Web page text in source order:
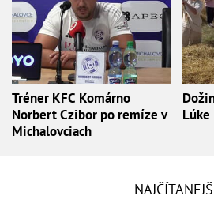
Tréner KFC Komárno
Norbert Czibor po remíze v
Michalovciach
Lúke